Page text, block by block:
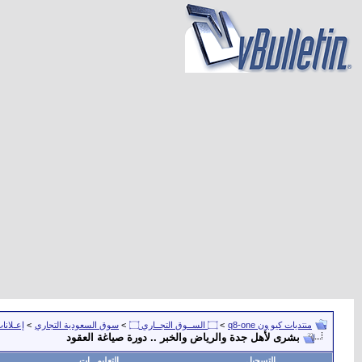
منتديات كيو ون q8-one >۝ الســوق التجــاري ۝ > سوق السعودية التجاري >
بشرى لأهل جدة والرياض والخبر .. دورة صياغة العقود